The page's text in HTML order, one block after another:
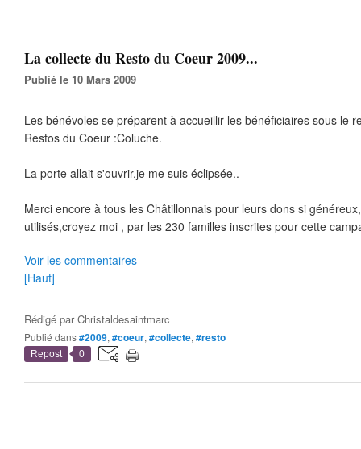
La collecte du Resto du Coeur 2009...
Publié le 10 Mars 2009
Les bénévoles se préparent à accueillir les bénéficiaires sous le
Restos du Coeur :Coluche.
La porte allait s'ouvrir,je me suis éclipsée..
Merci encore à tous les Châtillonnais pour leurs dons si
utilisés,croyez moi , par les 230 familles inscrites pour cette
Voir les commentaires
[Haut]
Rédigé parChristaldesaintmarc
Publié dans#2009, #coeur, #collecte, #resto
Repost 0